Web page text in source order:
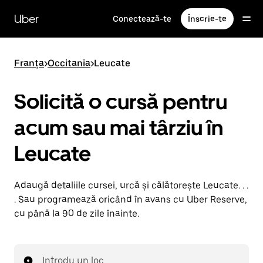
direct
conținutul
principal
Uber Conectează-te Înscrie-te
Franța>Occitania>Leucate
Solicită o cursă pentru
acum sau mai târziu în
Leucate
Adaugă detaliile cursei, urcă și călătorește Leucate. . .
. Sau programează oricând în avans cu Uber Reserve,
cu până la 90 de zile înainte.
Introdu un loc